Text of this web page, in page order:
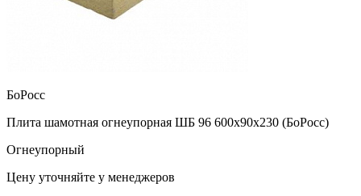
БоРосс
Плита шамотная огнеупорная ШБ 96 600х90х230 (БоРосс)
Огнеупорный
Цену уточняйте у менеджеров